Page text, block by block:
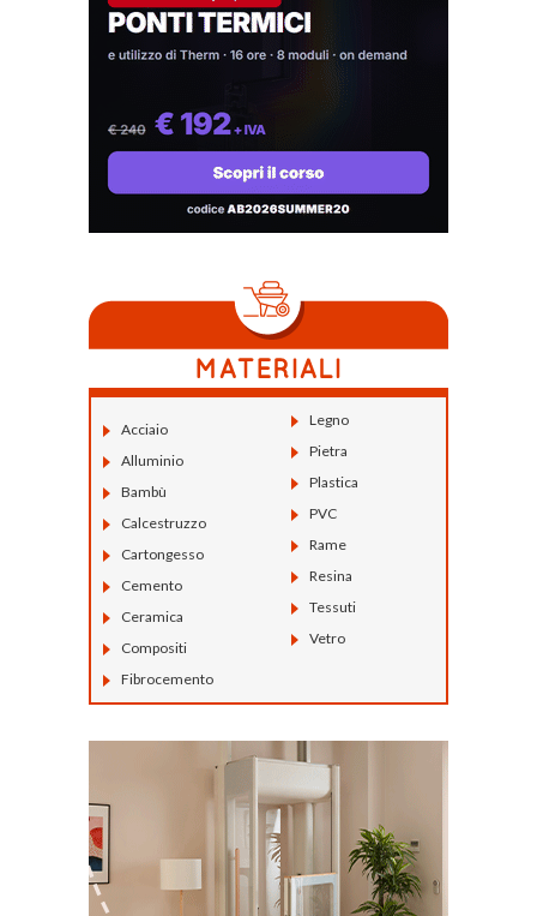
Acciaio
Alluminio
Bambù
Calcestruzzo
Cartongesso
Cemento
Ceramica
Compositi
Fibrocemento
Legno
Pietra
Plastica
PVC
Rame
Resina
Tessuti
Vetro